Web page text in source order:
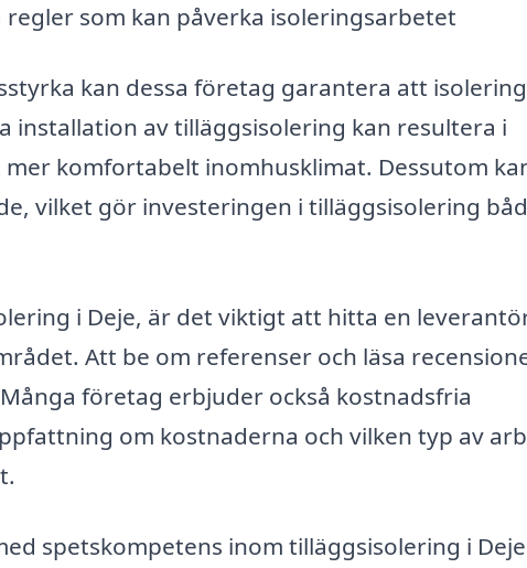
som kan påverka isoleringsarbetet
kan dessa företag garantera att
installation av tilläggsisolering kan resultera i
komfortabelt inomhusklimat. Dessutom
vilket gör investeringen i tilläggsisolering
i Deje, är det viktigt att hitta en
Att be om referenser och läsa
företag erbjuder också kostnadsfria
om kostnaderna och vilken typ av
spetskompetens inom tilläggsisolering i Deje